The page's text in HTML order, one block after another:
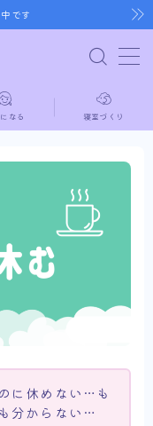
です
なる 寝室づくり
に休めない…も
分からない…